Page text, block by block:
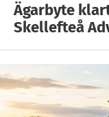
Ägarbyte
Skellefteå